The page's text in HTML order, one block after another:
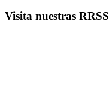
Visita nuestras RRSS